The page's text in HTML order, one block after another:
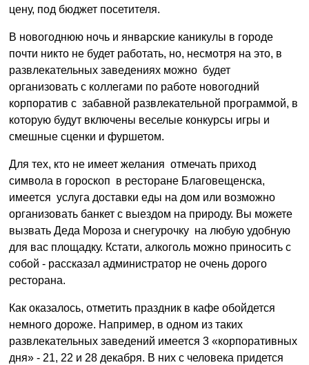
цену, под бюджет посетителя.
В новогоднюю ночь и январские каникулы в городе
почти никто не будет работать, но, несмотря на это, в
развлекательных заведениях можно будет
организовать с коллегами по работе новогодний
корпоратив с забавной развлекательной программой, в
которую будут включены веселые конкурсы игры и
смешные сценки и фуршетом.
Для тех, кто не имеет желания отмечать приход
символа в гороскоп в ресторане Благовещенска,
имеется услуга доставки еды на дом или возможно
организовать банкет с выездом на природу. Вы можете
вызвать Деда Мороза и снегурочку на любую удобную
для вас площадку. Кстати, алкоголь можно приносить с
собой - рассказал администратор не очень дорого
ресторана.
Как оказалось, отметить праздник в кафе обойдется
немного дороже. Например, в одном из таких
развлекательных заведений имеется 3 «корпоративных
дня» - 21, 22 и 28 декабря. В них с человека придется